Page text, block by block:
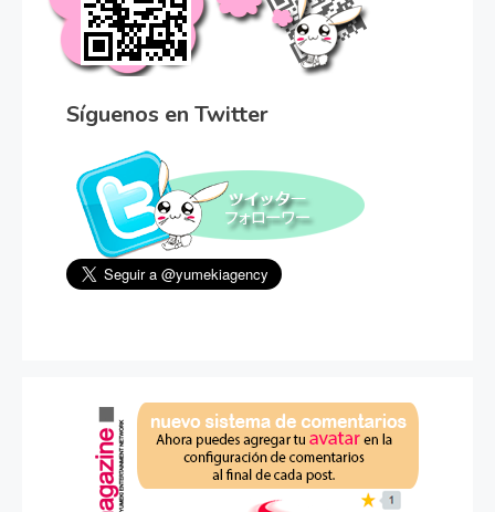
Síguenos en Twitter